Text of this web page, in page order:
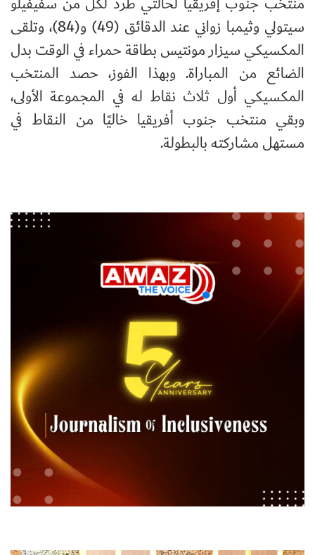
سيتولي وثيمبا زواني عند الدقائق (49) و(84)، وتلقى
المكسيكي سيزار مونتيس بطاقة حمراء في الوقت بدل
الضائع من المباراة. وبهذا الفوز، حصد المنتخب
المكسيكي أول ثلاث نقاط له في المجموعة الأولى،
وبقي منتخب جنوب أفريقيا خاليًا من النقاط في
مستهل مشاركته بالبطولة.